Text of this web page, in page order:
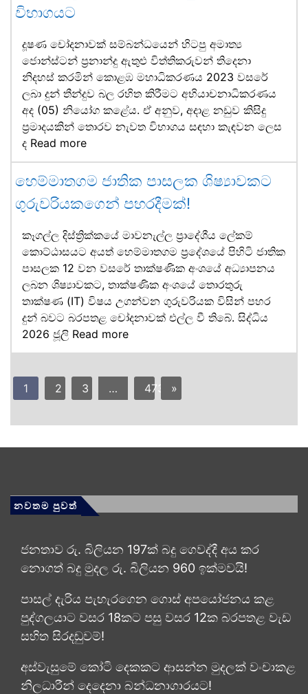
විභාගයට
දූෂණ චෝදනාවක් සම්බන්ධයෙන් හිටපු අමාත්‍ය
ජොන්ස්ටන් ප්‍රනාන්දු ඇතුළු විත්තිකරුවන් තිදෙනා
නිදහස් කරමින් කොළඹ මහාධිකරණය 2023 වසරේ
ලබා දුන් තීන්දුව බල රහිත කිරීමට අභියාචනාධිකරණය
අද (05) නියෝග කළේය. ඒ අනුව, අදාළ නඩුව කිසිදු
ප්‍රමාදයකින් තොරව නැවත විභාගය සඳහා කැඳවන ලෙස
ද Read more
හෙම්මාතගම ජාතික පාසලක ශිෂ්‍යාවකට
ගුරුවරියකගෙන් පහරදීමක්!
කෑගල්ල දිස්ත්‍රික්කයේ මාවනැල්ල ප්‍රාදේශීය ලේකම්
කොට්ඨාසයට අයත් හෙම්මාතගම ප්‍රදේශයේ පිහිටි ජාතික
පාසලක 12 වන වසරේ තාක්ෂණික අංශයේ අධ්‍යාපනය
ලබන ශිෂ්‍යාවකට, තාක්ෂණික අංශයේ තොරතුරු
තාක්ෂණ (IT) විෂය උගන්වන ගුරුවරියක විසින් පහර
දුන් බවට බරපතළ චෝදනාවක් එල්ල වී තිබේ. සිද්ධිය
2026 ජූලි Read more
1 2 3 … 473 »
නවතම පුවත්
ජනතාව රු. බිලියන 197ක් බදු ගෙවද්දී අය කර
නොගත් බදු මුදල රු. බිලියන 960 ඉක්මවයි!
පාසල් දැරිය පැහැරගෙන ගොස් අපයෝජනය කළ
පුද්ගලයාට වසර 18කට පසු වසර 12ක බරපතළ වැඩ
සහිත සිරදඬුවම්!
අස්වැසුමේ කෝටි දෙකකට ආසන්න මුදලක් වංචාකළ
නිලධාරීන් දෙදෙනා බන්ධනාගාරයට!